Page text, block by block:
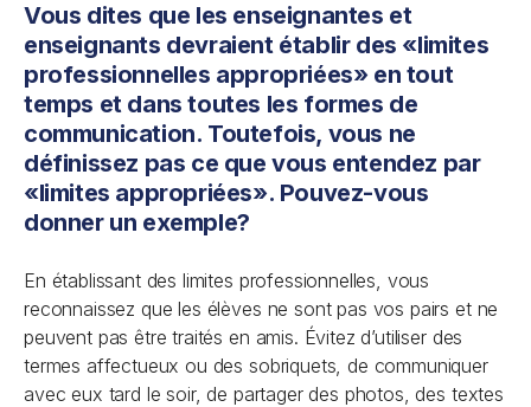
Vous dites que les enseignantes et
enseignants devraient établir des «limites
professionnelles appropriées» en tout
temps et dans toutes les formes de
communication. Toutefois, vous ne
définissez pas ce que vous entendez par
«limites appropriées». Pouvez-vous
donner un exemple?
En établissant des limites professionnelles, vous
reconnaissez que les élèves ne sont pas vos pairs et ne
peuvent pas être traités en amis. Évitez d’utiliser des
termes affectueux ou des sobriquets, de communiquer
avec eux tard le soir, de partager des photos, des textes